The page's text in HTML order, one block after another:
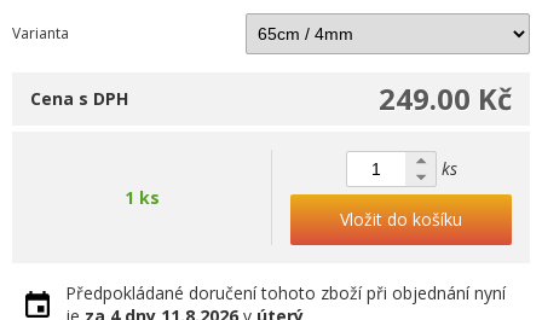
Varianta
249.00 Kč
Cena s DPH
1 ks
ks
Vložit do košíku
Předpokládané doručení tohoto zboží při objednání nyní